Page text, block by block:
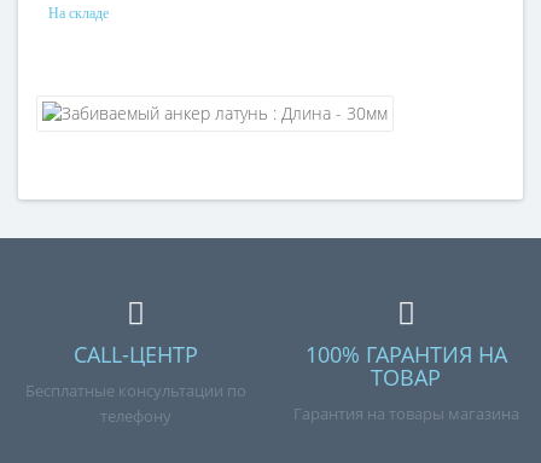
На складе
CALL-ЦЕНТР
Бесплатные консультации по
телефону
100% ГАРАНТИЯ НА
ТОВАР
Гарантия на товары магазина